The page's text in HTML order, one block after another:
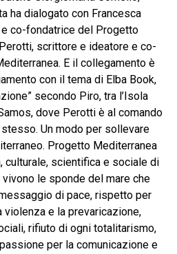
ha dialogato con Francesca
co-fondatrice del Progetto
scrittore e ideatore e co-
E il collegamento è
con il tema di Elba Book,
secondo Piro, tra l’Isola
dove Perotti è al comando
Un modo per sollevare
Progetto Mediterranea
culturale, scientifica e sociale di
le sponde del mare che
di pace, rispetto per
violenza e la prevaricazione,
rifiuto di ogni totalitarismo,
per la comunicazione e